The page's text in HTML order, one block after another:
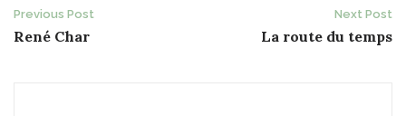
Post
Previous Post
René Char
Next Post
La route du temps